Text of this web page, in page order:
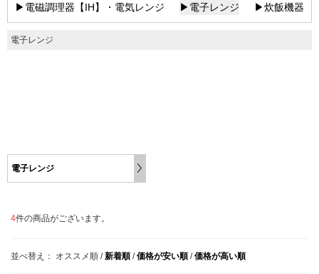
▶電磁調理器【IH】・電気レンジ
▶電子レンジ ▶炊飯機器
電子レンジ
電子レンジ
4件の商品がございます。
並べ替え： オススメ順 /新着順 /価格が安い順 /価格が高い順